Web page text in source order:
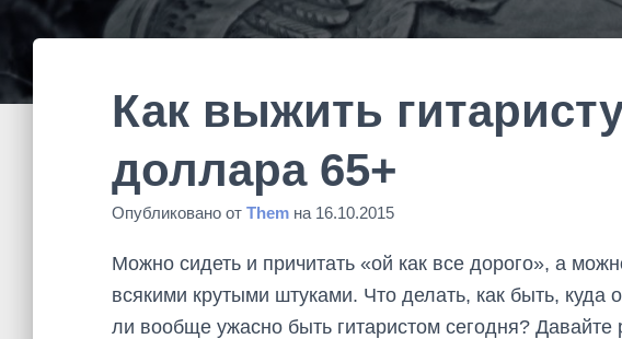
Как выжить
доллара 65+
Опубликовано от Them на 16.10.2015
Можно сидеть и причитать «ой как все дорого», а
всякими крутыми штуками. Что делать, как быть,
ли вообще ужасно быть гитаристом сегодня? Давайте